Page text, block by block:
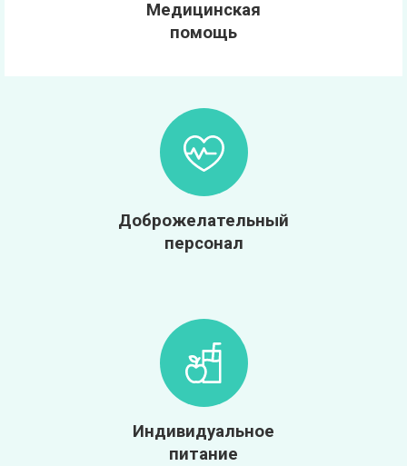
Медицинская
помощь
Доброжелательный
персонал
Индивидуальное
питание